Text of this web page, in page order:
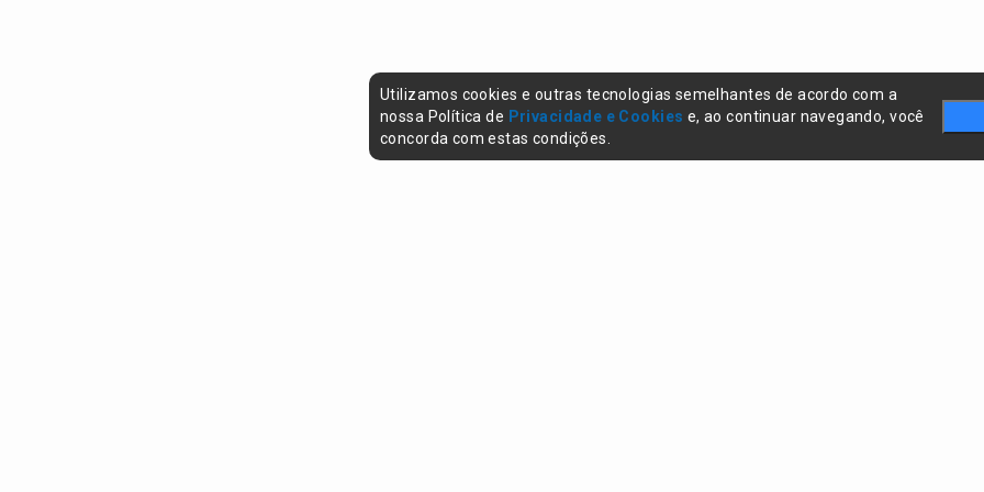
Utilizamos cookies e outras tecnologias semelhantes de acordo com a
nossa Política de Privacidade e Cookies e, ao continuar navegando, você
concorda com estas condições.